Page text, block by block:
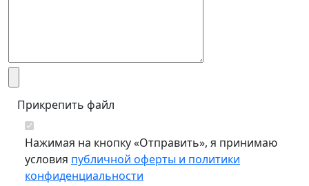
Прикрепить файл
Нажимая на кнопку «Отправить», я принимаю
условия публичной оферты и политики
конфиденциальности